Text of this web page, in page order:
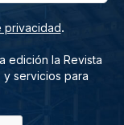
privacidad.
edición la Revista
servicios para